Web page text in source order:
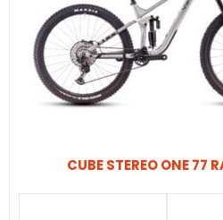
CUBE STEREO ONE 77